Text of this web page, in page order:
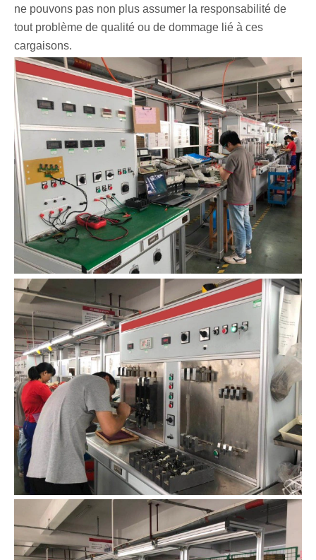
ne pouvons pas non plus assumer la responsabilité de
tout problème de qualité ou de dommage lié à ces
cargaisons.